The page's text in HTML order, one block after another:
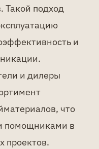
Такой подход
и
и дилеры
что
помощниками в
проектов.